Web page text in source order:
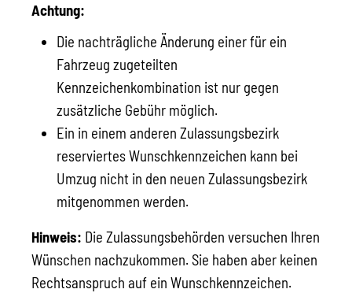
Achtung:
Die nachträgliche Änderung einer für ein
Fahrzeug zugeteilten
Kennzeichenkombination ist nur gegen
zusätzliche Gebühr möglich.
Ein in einem anderen Zulassungsbezirk
reserviertes Wunschkennzeichen kann bei
Umzug nicht in den neuen Zulassungsbezirk
mitgenommen werden.
Hinweis: Die Zulassungsbehörden versuchen Ihren
Wünschen nachzukommen. Sie haben aber keinen
Rechtsanspruch auf ein Wunschkennzeichen.